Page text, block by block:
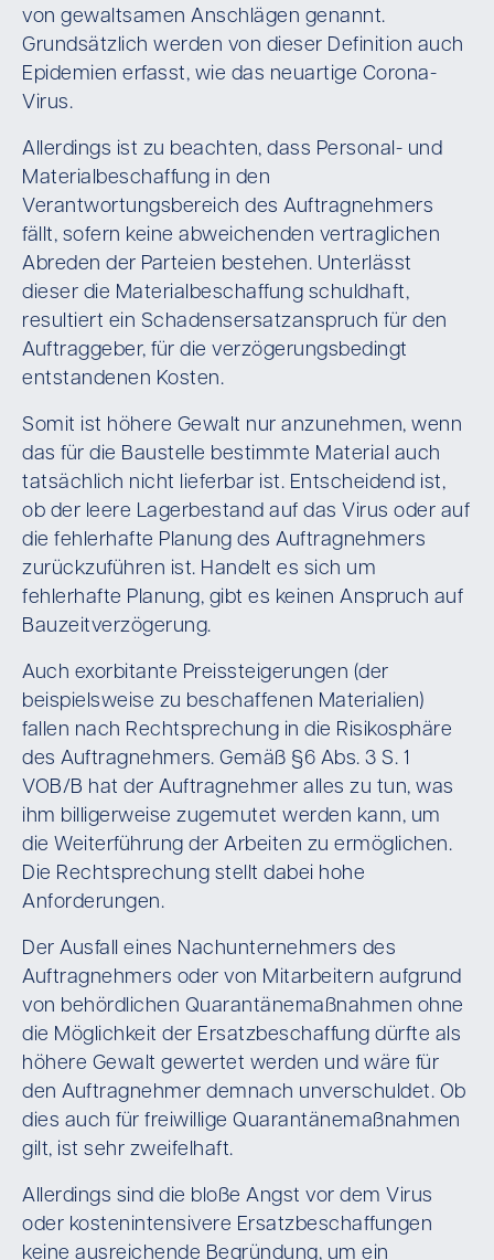
von gewaltsamen Anschlägen genannt.
Grundsätzlich werden von dieser Definition auch
Epidemien erfasst, wie das neuartige Corona-
Virus.
Allerdings ist zu beachten, dass Personal- und
Materialbeschaffung in den
Verantwortungsbereich des Auftragnehmers
fällt, sofern keine abweichenden vertraglichen
Abreden der Parteien bestehen. Unterlässt
dieser die Materialbeschaffung schuldhaft,
resultiert ein Schadensersatzanspruch für den
Auftraggeber, für die verzögerungsbedingt
entstandenen Kosten.
Somit ist höhere Gewalt nur anzunehmen, wenn
das für die Baustelle bestimmte Material auch
tatsächlich nicht lieferbar ist. Entscheidend ist,
ob der leere Lagerbestand auf das Virus oder auf
die fehlerhafte Planung des Auftragnehmers
zurückzuführen ist. Handelt es sich um
fehlerhafte Planung, gibt es keinen Anspruch auf
Bauzeitverzögerung.
Auch exorbitante Preissteigerungen (der
beispielsweise zu beschaffenen Materialien)
fallen nach Rechtsprechung in die Risikosphäre
des Auftragnehmers. Gemäß §6 Abs. 3 S. 1
VOB/B hat der Auftragnehmer alles zu tun, was
ihm billigerweise zugemutet werden kann, um
die Weiterführung der Arbeiten zu ermöglichen.
Die Rechtsprechung stellt dabei hohe
Anforderungen.
Der Ausfall eines Nachunternehmers des
Auftragnehmers oder von Mitarbeitern aufgrund
von behördlichen Quarantänemaßnahmen ohne
die Möglichkeit der Ersatzbeschaffung dürfte als
höhere Gewalt gewertet werden und wäre für
den Auftragnehmer demnach unverschuldet. Ob
dies auch für freiwillige Quarantänemaßnahmen
gilt, ist sehr zweifelhaft.
Allerdings sind die bloße Angst vor dem Virus
oder kostenintensivere Ersatzbeschaffungen
keine ausreichende Begründung, um ein